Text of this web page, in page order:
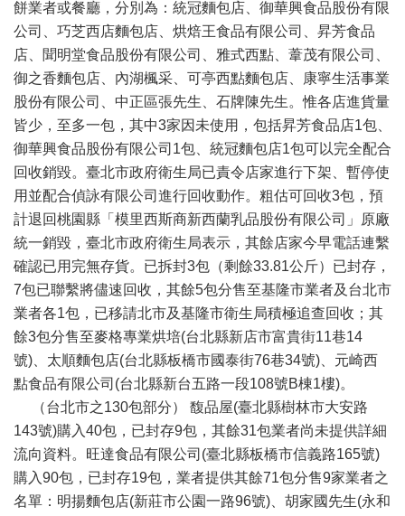
餅業者或餐廳，分別為：統冠麵包店、御華興食品股份有限
公司、巧芝西店麵包店、烘焙王食品有限公司、昇芳食品
店、聞明堂食品股份有限公司、雅式西點、葦茂有限公司、
御之香麵包店、內湖楓采、可亭西點麵包店、康寧生活事業
股份有限公司、中正區張先生、石牌陳先生。惟各店進貨量
皆少，至多一包，其中3家因未使用，包括昇芳食品店1包、
御華興食品股份有限公司1包、統冠麵包店1包可以完全配合
回收銷毀。臺北市政府衛生局已責令店家進行下架、暫停使
用並配合偵詠有限公司進行回收動作。粗估可回收3包，預
計退回桃園縣「模里西斯商新西蘭乳品股份有限公司」原廠
統一銷毀，臺北市政府衛生局表示，其餘店家今早電話連繫
確認已用完無存貨。已拆封3包（剩餘33.81公斤）已封存，
7包已聯繫將儘速回收，其餘5包分售至基隆市業者及台北市
業者各1包，已移請北市及基隆市衛生局積極追查回收；其
餘3包分售至麥格專業烘培(台北縣新店市富貴街11巷14
號)、太順麵包店(台北縣板橋市國泰街76巷34號)、元崎西
點食品有限公司(台北縣新台五路一段108號B棟1樓)。
（台北市之130包部分） 馥品屋(臺北縣樹林市大安路
143號)購入40包，已封存9包，其餘31包業者尚未提供詳細
流向資料。旺達食品有限公司(臺北縣板橋市信義路165號)
購入90包，已封存19包，業者提供其餘71包分售9家業者之
名單：明揚麵包店(新莊市公園一路96號)、胡家國先生(永和